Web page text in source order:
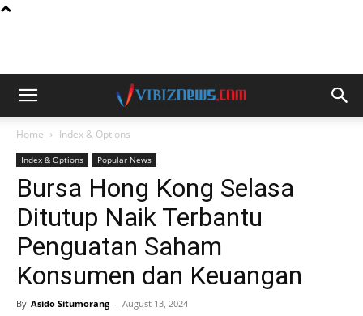
Home Index & Options
Index & Options Popular News
Bursa Hong Kong Selasa
Ditutup Naik Terbantu
Penguatan Saham
Konsumen dan Keuangan
By Asido Situmorang - August 13, 2024